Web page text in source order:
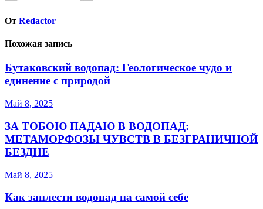
От Redactor
Похожая запись
Бутаковский водопад: Геологическое чудо и
единение с природой
Май 8, 2025
ЗА ТОБОЮ ПАДАЮ В ВОДОПАД:
МЕТАМОРФОЗЫ ЧУВСТВ В БЕЗГРАНИЧНОЙ
БЕЗДНЕ
Май 8, 2025
Как заплести водопад на самой себе